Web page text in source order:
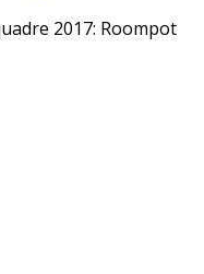
2017: Roompot